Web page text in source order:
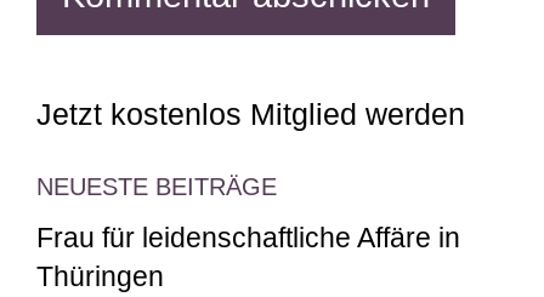
Jetzt kostenlos Mitglied werden
NEUESTE BEITRÄGE
Frau für leidenschaftliche Affäre in
Thüringen